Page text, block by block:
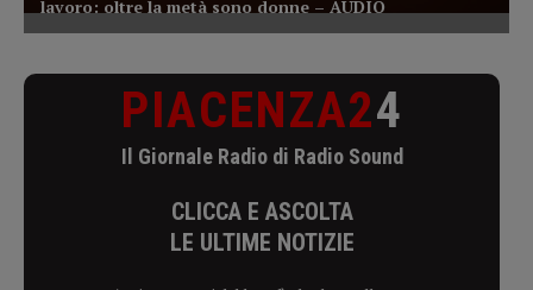
PIACENZA24
Il Giornale Radio di Radio Sound
CLICCA E ASCOLTA
LE ULTIME NOTIZIE